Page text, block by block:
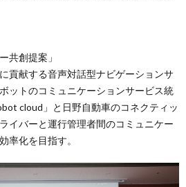
共創提案」
貢献する音声対話型ナビゲーションサ
ットのコミュニケーションサービス統
cloud」と日野自動車のコネクティッ
イバーと運行管理者間のコミュニケー
率化を目指す。